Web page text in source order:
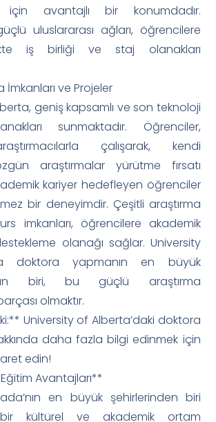
avantajlı bir konumdadır.
uluslararası ağları, öğrencilere
iş birliği ve staj olanakları
ve Projeler
geniş kapsamlı ve son teknoloji
sunmaktadır. Öğrenciler,
çalışarak, kendi
araştırmalar yürütme fırsatı
kariyer hedefleyen öğrenciler
bir deneyimdir. Çeşitli araştırma
imkanları, öğrencilere akademik
olanağı sağlar. University
doktora yapmanın en büyük
biri, bu güçlü araştırma
olmaktır.
University of Alberta’daki doktora
daha fazla bilgi edinmek için
edin!
Avantajları**
en büyük şehirlerinden biri
kültürel ve akademik ortam